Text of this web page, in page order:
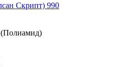
Скрипт) 990